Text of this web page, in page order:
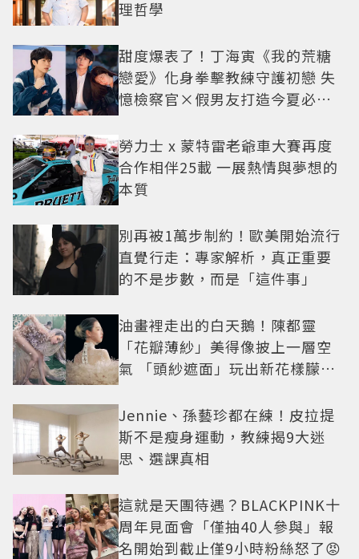
理哲學
甜度爆表了！丁海寅《我的荒糖
戀愛》化身拳擊教練守護初戀 失
憶檢察官×假男友打造今夏必看
勞力士 x 蒙特雷老爺車大賽再度
合作相伴25載 一展熱情與夢想的
本質
別再被1萬步制約！歐美開始流行
直覺行走：專家解析，真正重要
的不是步數，而是「這件事」
油畫裡走出的白天鵝！陳都靈
「花瓣薄紗」美得像披上一層空
氣 「頭紗遮面」玩出新花樣朦朧
Jennie、孫藝珍都在練！皮拉提
斯不是瘦身運動，教練揭9大迷
思、選課真相
這就是天團待遇？BLACKPINK十
周年見面會「僅抽40人參與」報
名開始到截止僅9小時粉絲怒了😡